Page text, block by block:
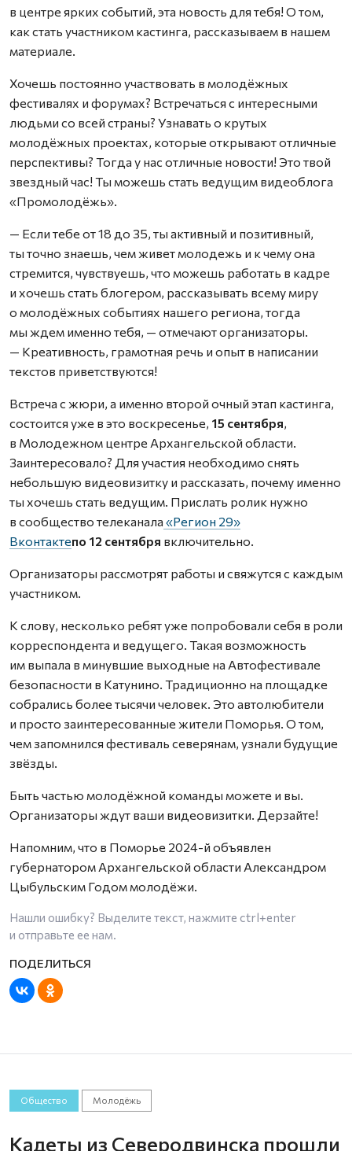
в центре ярких событий, эта новость для тебя! О том,
как стать участником кастинга, рассказываем в нашем
материале.
Хочешь постоянно участвовать в молодёжных
фестивалях и форумах? Встречаться с интересными
людьми со всей страны? Узнавать о крутых
молодёжных проектах, которые открывают отличные
перспективы? Тогда у нас отличные новости! Это твой
звездный час! Ты можешь стать ведущим видеоблога
«Промолодёжь».
— Если тебе от 18 до 35, ты активный и позитивный,
ты точно знаешь, чем живет молодежь и к чему она
стремится, чувствуешь, что можешь работать в кадре
и хочешь стать блогером, рассказывать всему миру
о молодёжных событиях нашего региона, тогда
мы ждем именно тебя, — отмечают организаторы.
— Креативность, грамотная речь и опыт в написании
текстов приветствуются!
Встреча с жюри, а именно второй очный этап кастинга,
состоится уже в это воскресенье, 15 сентября,
в Молодежном центре Архангельской области.
Заинтересовало? Для участия необходимо снять
небольшую видеовизитку и рассказать, почему именно
ты хочешь стать ведущим. Прислать ролик нужно
в сообщество телеканала «Регион 29»
Вконтактепо 12 сентября включительно.
Организаторы рассмотрят работы и свяжутся с каждым
участником.
К слову, несколько ребят уже попробовали себя в роли
корреспондента и ведущего. Такая возможность
им выпала в минувшие выходные на Автофестивале
безопасности в Катунино. Традиционно на площадке
собрались более тысячи человек. Это автолюбители
и просто заинтересованные жители Поморья. О том,
чем запомнился фестиваль северянам, узнали будущие
звёзды.
Быть частью молодёжной команды можете и вы.
Организаторы ждут ваши видеовизитки. Дерзайте!
Напомним, что в Поморье 2024-й объявлен
губернатором Архангельской области Александром
Цыбульским Годом молодёжи.
Нашли ошибку? Выделите текст, нажмите ctrl+enter
и отправьте ее нам.
Общество Молодёжь
Кадеты из Северодвинска прошли